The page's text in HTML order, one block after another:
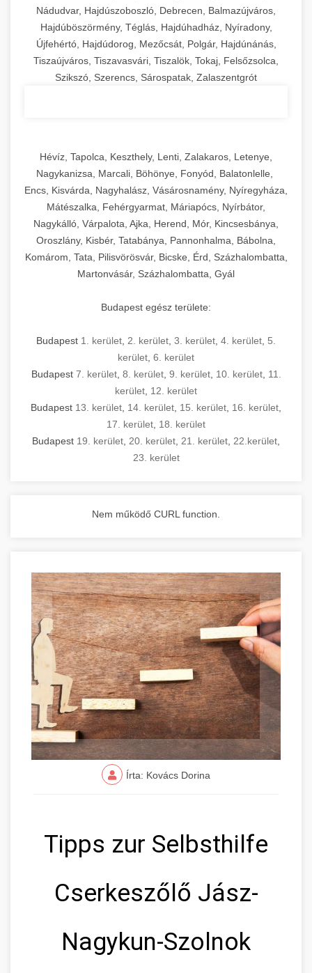
Nádudvar, Hajdúszoboszló, Debrecen, Balmazújváros,
Hajdúböszörmény, Téglás, Hajdúhadház, Nyíradony,
Újfehértó, Hajdúdorog, Mezőcsát, Polgár, Hajdúnánás,
Tiszaújváros, Tiszavasvári, Tiszalök, Tokaj, Felsőzsolca,
Szikszó, Szerencs, Sárospatak, Zalaszentgrót
Hévíz, Tapolca, Keszthely, Lenti, Zalakaros, Letenye,
Nagykanizsa, Marcali, Böhönye, Fonyód, Balatonlelle,
Encs, Kisvárda, Nagyhalász, Vásárosnamény, Nyíregyháza,
Mátészalka, Fehérgyarmat, Máriapócs, Nyírbátor,
Nagykálló, Várpalota, Ajka, Herend, Mór, Kincsesbánya,
Oroszlány, Kisbér, Tatabánya, Pannonhalma, Bábolna,
Komárom, Tata, Pilisvörösvár, Bicske, Érd, Százhalombatta,
Martonvásár, Százhalombatta, Gyál
Budapest egész területe:
Budapest 1. kerület 2. kerület 3. kerület 4. kerület 5.
kerület 6. kerület
Budapest 7. kerület, 8. kerület, 9. kerület, 10. kerület, 11.
kerület 12. kerület
Budapest 13. kerület 14. kerület 15. kerület 16. kerület
17. kerület 18. kerület
Budapest 19. kerület 20. kerület 21. kerület 22.kerület
23. kerület
Nem működő CURL function.
Írta: Kovács Dorina
Tipps zur Selbsthilfe
Cserkeszőlő Jász-
Nagykun-Szolnok